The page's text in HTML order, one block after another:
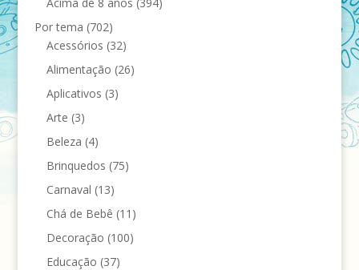
Por tema (702)
Acessórios (32)
Alimentação (26)
Aplicativos (3)
Arte (3)
Beleza (4)
Brinquedos (75)
Carnaval (13)
Chá de Bebê (11)
Decoração (100)
Educação (37)